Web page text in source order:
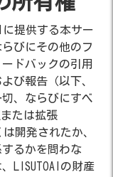
提供する本サー
びにその他のフ
ドバックの引用
び報告（以下、
、ならびにすべ
たは拡張
開発されたか、
るかを問わな
LISUTOAIの財産